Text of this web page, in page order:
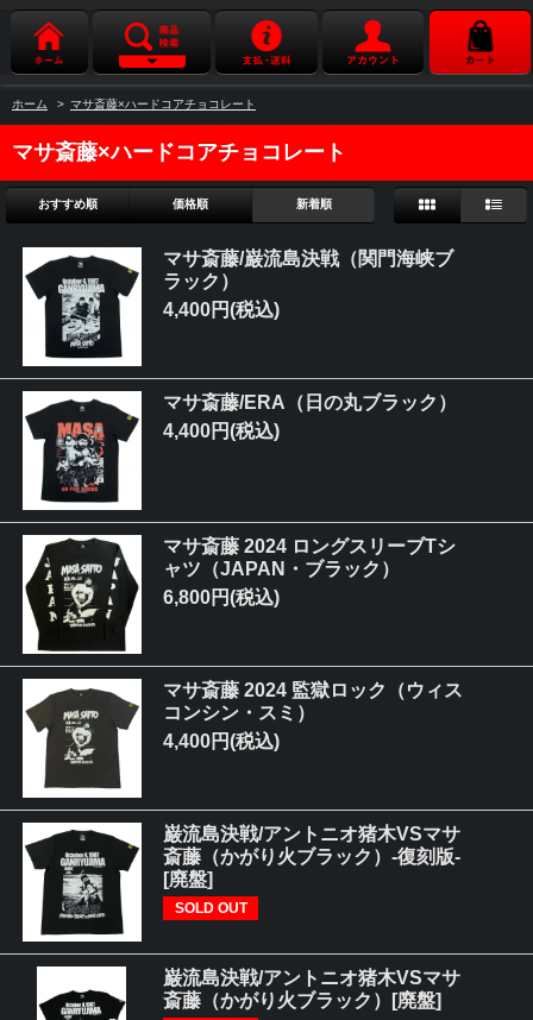
ホーム > マサ斎藤×ハードコアチョコレート
マサ斎藤×ハードコアチョコレート
おすすめ順 価格順 新着順
マサ斎藤/巌流島決戦（関門海峡ブ
ラック）
4,400円(税込)
マサ斎藤/ERA（日の丸ブラック）
4,400円(税込)
マサ斎藤 2024 ロングスリーブTシ
ャツ（JAPAN・ブラック）
6,800円(税込)
マサ斎藤 2024 監獄ロック（ウィス
コンシン・スミ）
4,400円(税込)
巌流島決戦/アントニオ猪木VSマサ
斎藤（かがり火ブラック）-復刻版-
[廃盤]
SOLD OUT
巌流島決戦/アントニオ猪木VSマサ
斎藤（かがり火ブラック）[廃盤]